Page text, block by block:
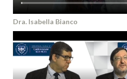
Dra. Isabella Bianco